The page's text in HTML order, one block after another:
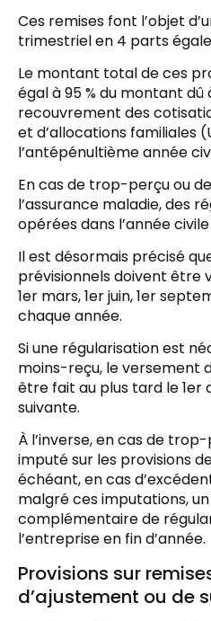
Ces remises font l’objet
trimestriel en 4 parts
Le montant total de ces
égal à 95 % du montant dû
recouvrement des
et d’allocations familiales
l’antépénultième année
En cas de trop-perçu ou
l’assurance maladie, des
opérées dans l’année civile
Il est désormais précisé
prévisionnels doivent être
1er mars, 1er juin, 1er
chaque année.
Si une régularisation est
moins-reçu, le versement
être fait au plus tard le 1er
suivante.
À l’inverse, en cas de
imputé sur les provisions
échéant, en cas
malgré ces imputations,
complémentaire de
l’entreprise en fin d’année.
Provisions sur
d’ajustement ou de